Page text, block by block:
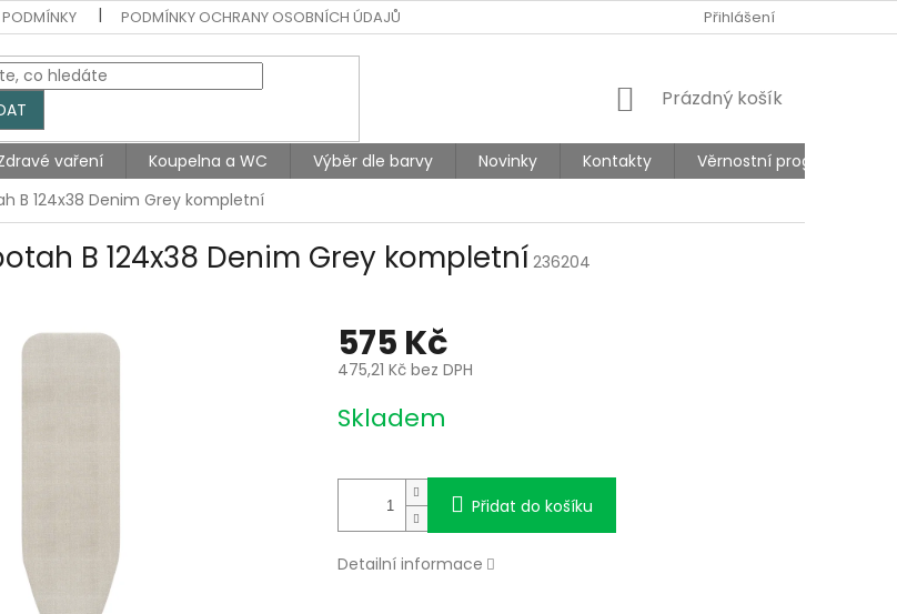
PODMÍNKY OCHRANY OSOBNÍCH ÚDAJŮ Přihlášení
NÁKUPNÍ
Prázdný košík
vaření Koupelna a WC Výběr dle barvy Novinky Kontakty
Věrnostní program
B 124x38 Denim Grey kompletní
B 124x38 Denim Grey kompletní 236204
575 Kč
475,21 Kč bez DPH
cena:
Skladem
Přidat do košíku
Detailní informace